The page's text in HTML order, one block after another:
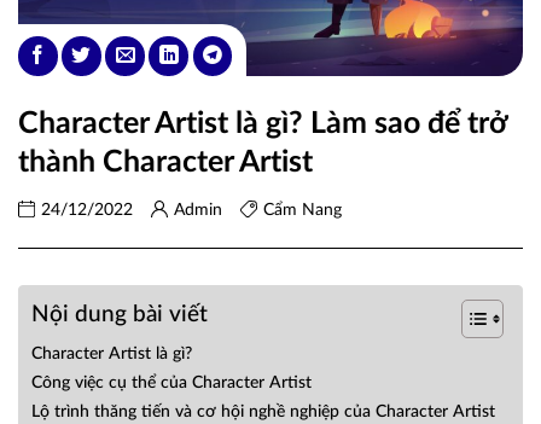
Character Artist là gì? Làm sao để trở
thành Character Artist
24/12/2022 Admin Cẩm Nang
Nội dung bài viết
Character Artist là gì?
Công việc cụ thể của Character Artist
Lộ trình thăng tiến và cơ hội nghề nghiệp của Character Artist